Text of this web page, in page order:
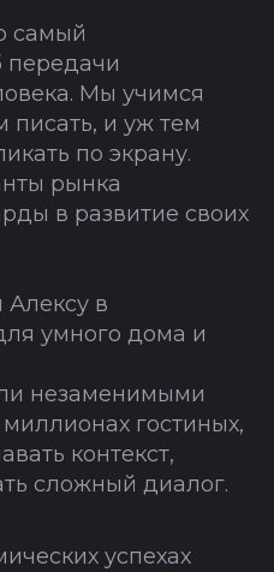
самый
передачи
Мы учимся
писать, и уж тем
по экрану.
рынка
в развитие своих
в
умного дома и
незаменимыми
гостиных,
контекст,
сложный диалог.
успехах